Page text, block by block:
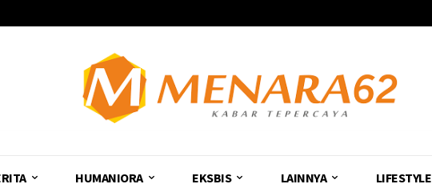
HUMANIORA EKSBIS LAINNYA LIFESTYLE